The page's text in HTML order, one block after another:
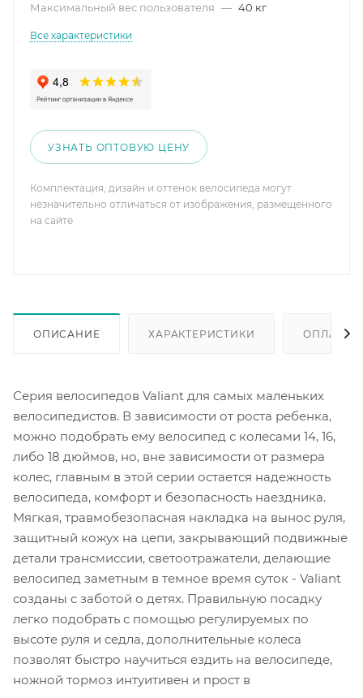
Максимальный вес пользователя — 40 кг
Все характеристики
УЗНАТЬ ОПТОВУЮ ЦЕНУ
Комплектация, дизайн и оттенок велосипеда могут
незначительно отличаться от изображения, размещенного
на сайте
ОПИСАНИЕ ХАРАКТЕРИСТИКИ ОПЛАТА
Серия велосипедов Valiant для самых маленьких
велосипедистов. В зависимости от роста ребенка,
можно подобрать ему велосипед с колесами 14, 16,
либо 18 дюймов, но, вне зависимости от размера
колес, главным в этой серии остается надежность
велосипеда, комфорт и безопасность наездника.
Мягкая, травмобезопасная накладка на вынос руля,
защитный кожух на цепи, закрывающий подвижные
детали трансмиссии, светоотражатели, делающие
велосипед заметным в темное время суток - Valiant
созданы с заботой о детях. Правильную посадку
легко подобрать с помощью регулируемых по
высоте руля и седла, дополнительные колеса
позволят быстро научиться ездить на велосипеде,
ножной тормоз интуитивен и прост в